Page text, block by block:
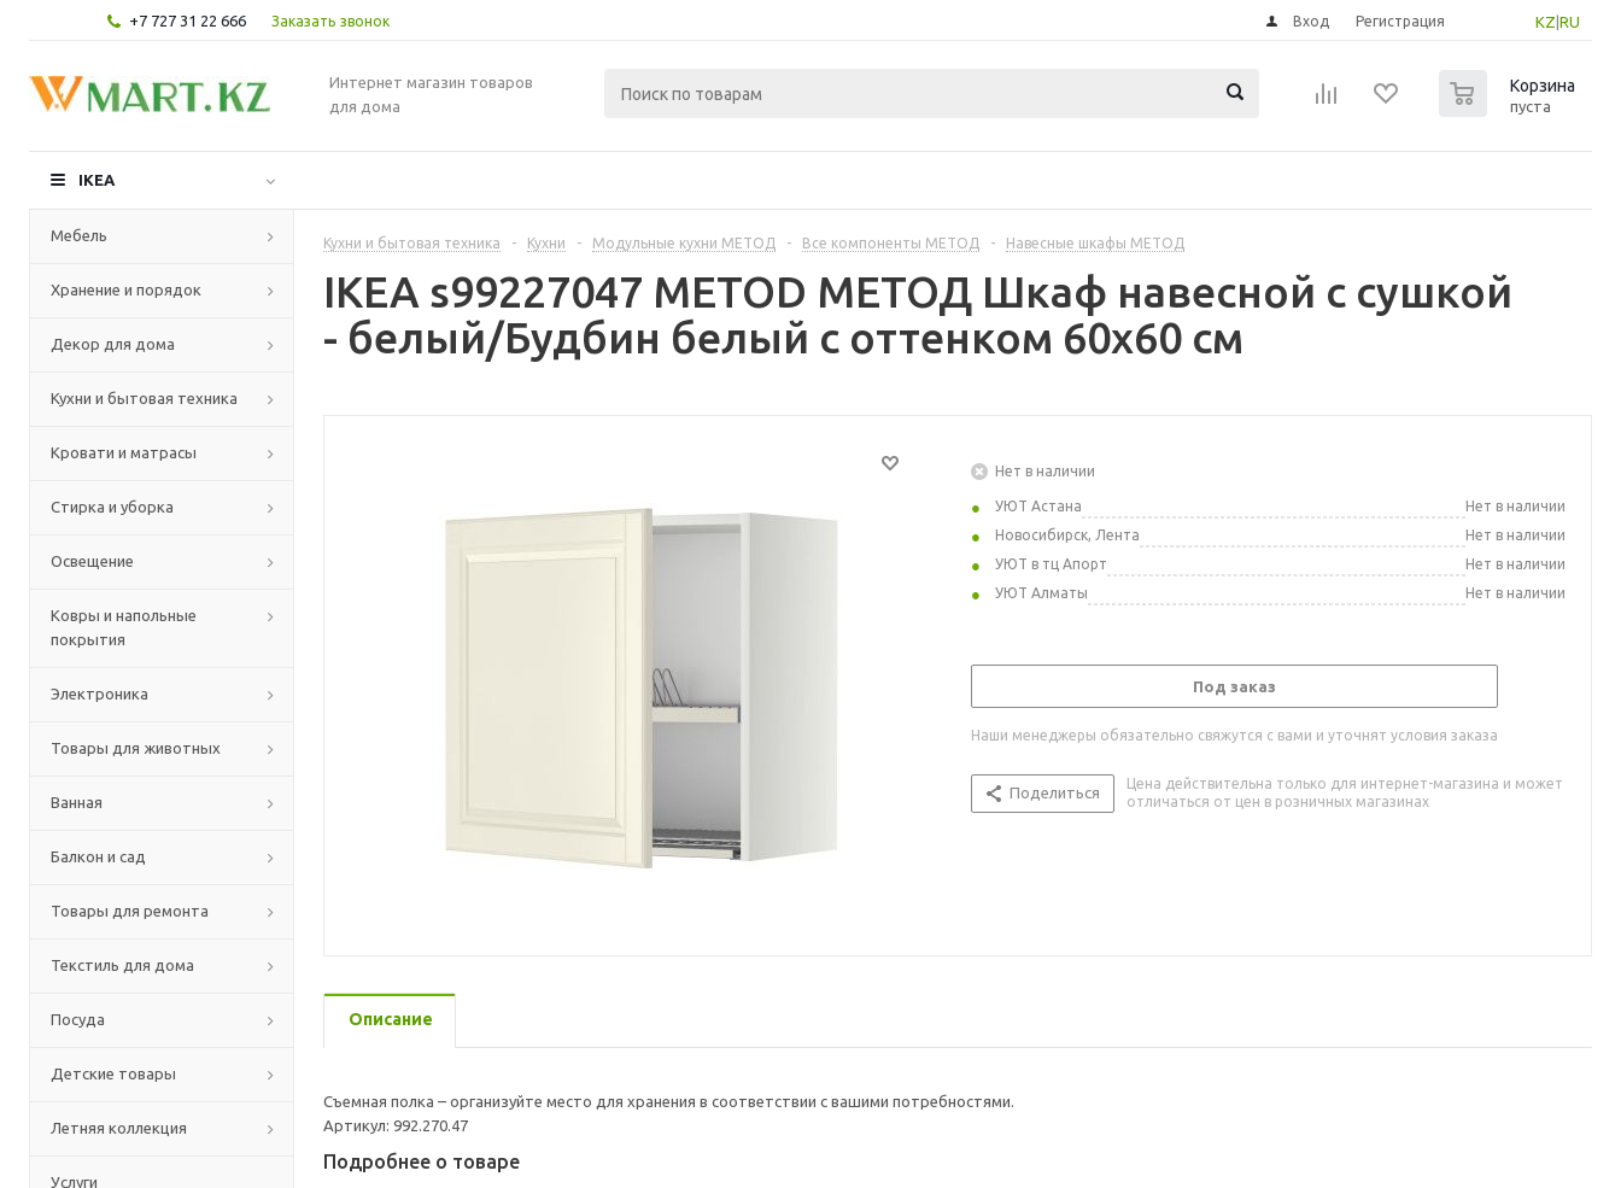
+7 727 31 22 666 Заказать звонок KZ RU
Вход Регистрация
Интернет магазин товаров
для дома
Корзина
пуста
IKEA
Мебель
Хранение и порядок
Декор для дома
Кухни и бытовая техника
Кровати и матрасы
Стирка и уборка
Освещение
Ковры и напольные
покрытия
Электроника
Товары для животных
Ванная
Балкон и сад
Товары для ремонта
Текстиль для дома
Посуда
Детские товары
Летняя коллекция
Услуги
Кухни и бытовая техника - Кухни - Модульные кухни МЕТОД - Все компоненты МЕТОД - Навесные шкафы МЕТОД
IKEA s99227047 METOD МЕТОД Шкаф навесной с сушкой
- белый/Будбин белый с оттенком 60x60 см
Нет в наличии
УЮТ Астана
Нет в наличии
Новосибирск, Лента
Нет в наличии
УЮТ в тц Апорт
Нет в наличии
УЮТ Алматы
Нет в наличии
Под заказ
Наши менеджеры обязательно свяжутся с вами и уточнят условия заказа
Поделиться
Цена действительна только для интернет-магазина и может
отличаться от цен в розничных магазинах
Описание
Съемная полка – организуйте место для хранения в соответствии с вашими потребностями.
Артикул: 992.270.47
Подробнее о товаре